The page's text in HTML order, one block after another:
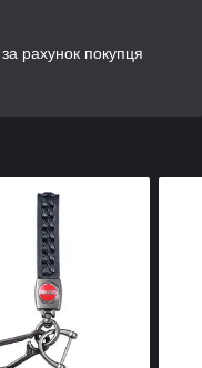
рахунок покупця